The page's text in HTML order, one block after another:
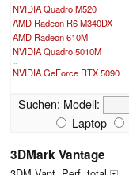
NVIDIA Quadro M520
AMD Radeon R6 M340DX
AMD Radeon 610M
NVIDIA Quadro 5010M
...
NVIDIA GeForce RTX 5090
Suchen: Modell:
Laptop
3DMark Vantage